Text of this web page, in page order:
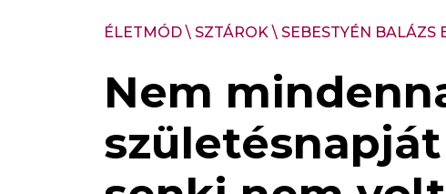
ÉLETMÓD\ SZTÁROK\ SEBESTYÉN BALÁZS
Nem
születésnapját